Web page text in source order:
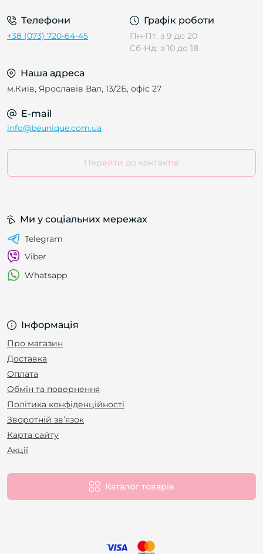
Телефони
+38 (073) 720-64-45
Графік роботи
Пн-Пт: з 9 до 20
Сб-Нд: з 10 до 18
Наша адреса
м.Київ, Ярославів Вал, 13/2Б, офіс 27
E-mail
info@beunique.com.ua
Перейти до контактів
Інформація
Про магазин
Доставка
Оплата
Обмін та повернення
Політика конфіденційності
Зворотній зв’язок
Карта сайту
Акції
Каталог товарів
Ми у соціальних мережах
Telegram
Viber
Whatsapp